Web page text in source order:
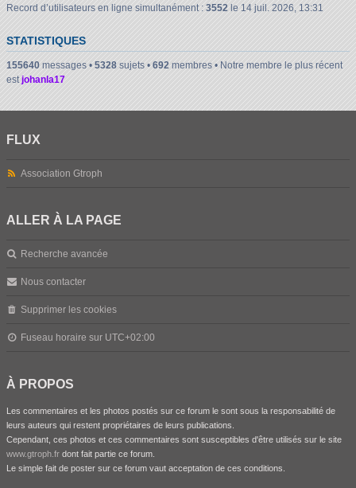
Record d’utilisateurs en ligne simultanément : 3552 le 14 juil. 2026, 13:31
STATISTIQUES
155640 messages • 5328 sujets • 692 membres • Notre membre le plus récent
estjohanla17
FLUX
Association Gtroph
ALLER À LA PAGE
Recherche avancée
Nous contacter
Supprimer les cookies
Fuseau horaire sur UTC+02:00
À PROPOS
Les commentaires et les photos postés sur ce forum le sont sous la responsabilité de
leurs auteurs qui restent propriétaires de leurs publications.
Cependant, ces photos et ces commentaires sont susceptibles d'être utilisés sur le site
www.gtroph.fr dont fait partie ce forum.
Le simple fait de poster sur ce forum vaut acceptation de ces conditions.